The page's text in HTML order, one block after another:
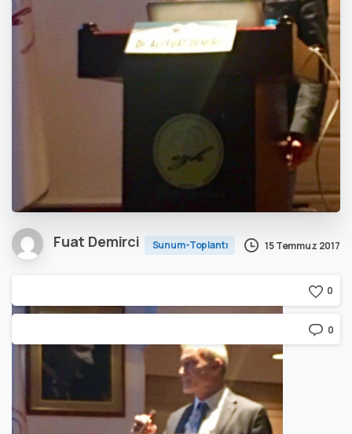
Fuat Demirci Sunum-Toplantı 15 Temmuz 2017
0
0